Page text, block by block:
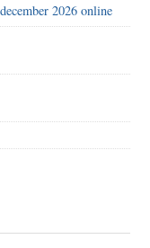
2026 online